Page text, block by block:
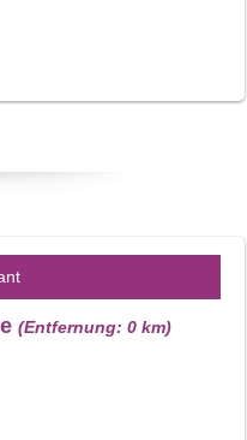
(Entfernung: 0 km)